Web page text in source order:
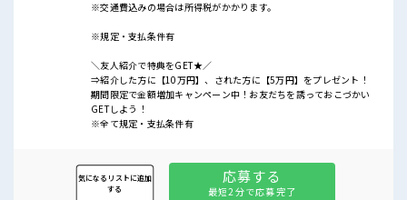
※交通費込みの場合は所得税がかかります。
※規定・支払条件有
＼友人紹介で特典をGET★／
⇒紹介した方に【10万円】、された方に【5万円】をプレゼント！
期間限定で金額増加キャンペーン中！お友だちを誘っておこづかい
GETしよう！
※全て規定・支払条件有
応募する
最短2分で応募完了
気になるリストに追加
する